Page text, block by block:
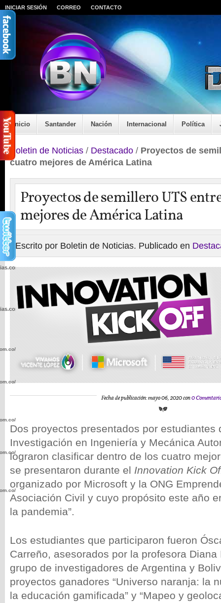
INICIAR SESIÓN CORREO CONTACTO
Inicio Santander Nación Internacional Política
Boletin de Noticias / Destacado / Proyectos de
cuatro mejores de América Latina
Proyectos de semillero UTS
mejores de América Latina
Escrito por Boletin de Noticias. Publicado en
Fecha de publicación: mayo 06, 2020 con0
Dos proyectos presentados por estudiantes
Investigación en Ingeniería y Mecánica
lograron clasificar dentro de los cuatro
se presentaron durante el Innovation Kick
organizado por Microsoft y la ONG
Asociación Civil y cuyo propósito este año
la pandemia”.
Los estudiantes que participaron fueron
Carreño, asesorados por la profesora Diana
grupo de investigadores de Argentina y
proyectos ganadores “Universo naranja: la
la educación gamificada” y “Mapeo y
wp-
wp-
wp-
wp-
wp-
wp-
wp-
wp-